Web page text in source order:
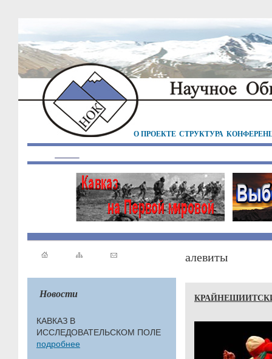
О ПРОЕКТЕ СТРУКТУРА
Новости
КАВКАЗ В
ИССЛЕДОВАТЕЛЬСКОМ ПОЛЕ
подробнее
алевиты